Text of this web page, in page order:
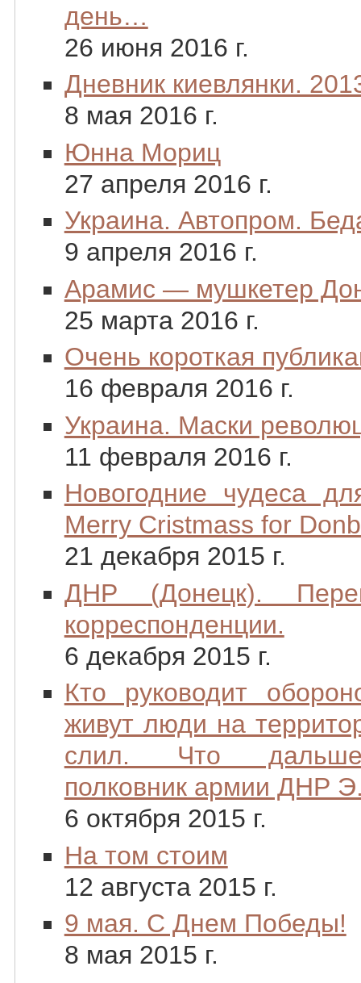
день…
26 июня 2016 г.
Дневник киевлянки.
8 мая 2016 г.
Юнна Мориц
27 апреля 2016 г.
Украина. Автопром.
9 апреля 2016 г.
Арамис — мушкетер
25 марта 2016 г.
Очень короткая
16 февраля 2016 г.
Украина. Маски
11 февраля 2016 г.
Новогодние чудеса
Merry Cristmass for
21 декабря 2015 г.
ДНР (Донецк).
корреспонденции.
6 декабря 2015 г.
Кто руководит
живут люди на
слил. Что дальше.
полковник армии ДНР
6 октября 2015 г.
На том стоим
12 августа 2015 г.
9 мая. С Днем Победы!
8 мая 2015 г.